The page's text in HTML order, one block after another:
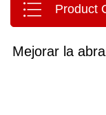
liviano, suave, de
secas y frescas todo
Product
Mejorar la